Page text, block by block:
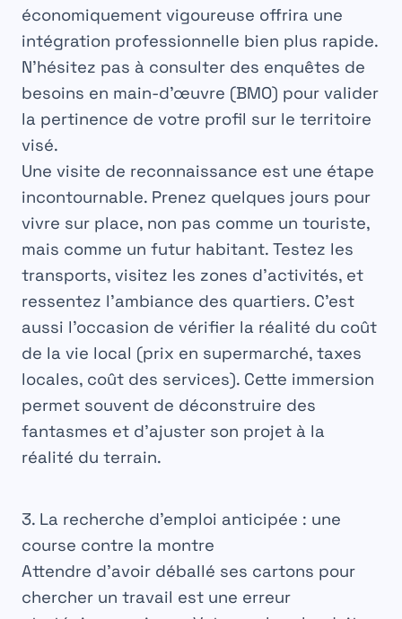
économiquement vigoureuse offrira une
intégration professionnelle bien plus rapide.
N’hésitez pas à consulter des enquêtes de
besoins en main-d’œuvre (BMO) pour valider
la pertinence de votre profil sur le territoire
visé.
Une visite de reconnaissance est une étape
incontournable. Prenez quelques jours pour
vivre sur place, non pas comme un touriste,
mais comme un futur habitant. Testez les
transports, visitez les zones d’activités, et
ressentez l’ambiance des quartiers. C’est
aussi l’occasion de vérifier la réalité du coût
de la vie local (prix en supermarché, taxes
locales, coût des services). Cette immersion
permet souvent de déconstruire des
fantasmes et d’ajuster son projet à la
réalité du terrain.
3. La recherche d’emploi anticipée : une
course contre la montre
Attendre d’avoir déballé ses cartons pour
chercher un travail est une erreur